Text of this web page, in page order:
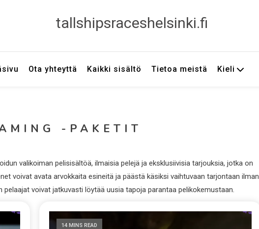
tallshipsraceshelsinki.fi
Ota yhteyttä Kaikki sisältö Tietoa meistä Kieli
-PAKETIT
valikoiman pelisisältöä, ilmaisia pelejä ja eksklusiivisia tarjouksia, jotka on
voivat avata arvokkaita esineitä ja päästä käsiksi vaihtuvaan tarjontaan ilman
voivat jatkuvasti löytää uusia tapoja parantaa pelikokemustaan.
14 MINS READ